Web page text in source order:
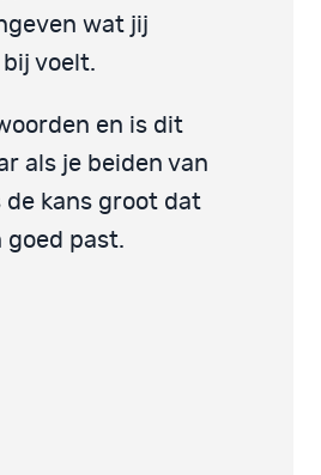
wat jij
voelt.
en is dit
als je beiden van
kans groot dat
goed past.